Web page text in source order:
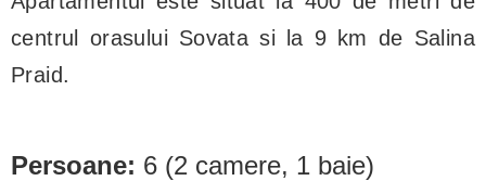
centrul orasului Sovata si la 9 km de Salina
Praid.
Persoane: 6 (2 camere, 1 baie)